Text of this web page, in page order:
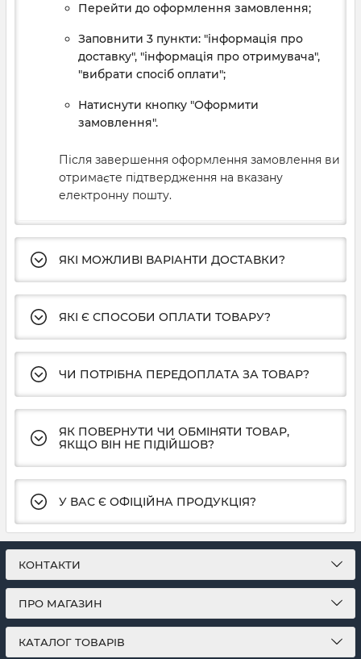
Перейти до оформлення замовлення;
Заповнити 3 пункти: "інформація про
доставку", "інформація про отримувача",
"вибрати спосіб оплати";
Натиснути кнопку "Оформити
замовлення".
Після завершення оформлення замовлення ви
отримаєте підтвердження на вказану
електронну пошту.
ЯКІ МОЖЛИВІ ВАРІАНТИ ДОСТАВКИ?
ЯКІ Є СПОСОБИ ОПЛАТИ ТОВАРУ?
ЧИ ПОТРІБНА ПЕРЕДОПЛАТА ЗА ТОВАР?
ЯК ПОВЕРНУТИ ЧИ ОБМІНЯТИ ТОВАР,
ЯКЩО ВІН НЕ ПІДІЙШОВ?
У ВАС Є ОФІЦІЙНА ПРОДУКЦІЯ?
КОНТАКТИ
ПРО МАГАЗИН
КАТАЛОГ ТОВАРІВ